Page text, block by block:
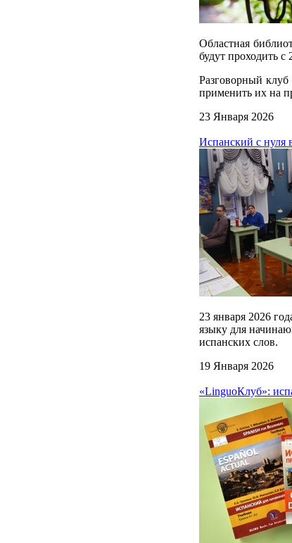
Областная
будут проходить
Разговорный клуб
применить их на
23 Января 2026
Испанский с нуля
23 января 2026
языку для
испанских слов.
19 Января 2026
«LinguoКлуб»: